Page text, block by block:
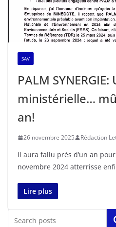
SAV
PALM
ministérielle…
an!
26 novembre 2025 Rédaction
Il aura fallu près d’un an
novembre 2024 atterrisse
Lire plus